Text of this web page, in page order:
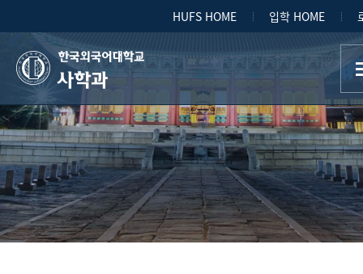
HUFS HOME 입학 HOME
사학과